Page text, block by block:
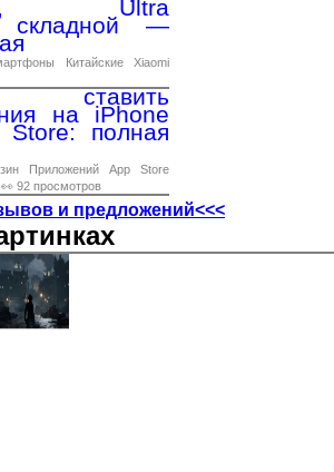
Ultra
складной —
Китайские
Xiaomi
на iPhone
полная
Приложений App
Store
👀 92 просмотров
и предложений<<<